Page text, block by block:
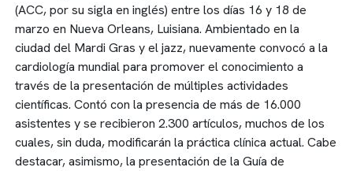
(ACC, por su sigla en inglés) entre los días 16 y 18 de
marzo en Nueva Orleans, Luisiana. Ambientado en la
ciudad del Mardi Gras y el jazz, nuevamente convocó a la
cardiología mundial para promover el conocimiento a
través de la presentación de múltiples actividades
científicas. Contó con la presencia de más de 16.000
asistentes y se recibieron 2.300 artículos, muchos de los
cuales, sin duda, modificarán la práctica clínica actual. Cabe
destacar, asimismo, la presentación de la Guía de